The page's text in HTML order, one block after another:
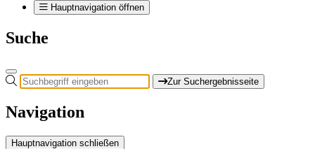
Hauptnavigation öffnen
Suche
Zur Suchergebnisseite
Navigation
Hauptnavigation schließen